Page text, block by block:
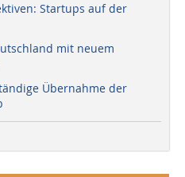
Startups auf der
mit neuem
Übernahme der